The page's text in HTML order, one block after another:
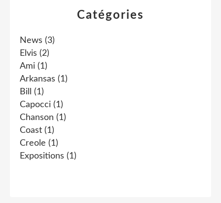
Catégories
News (3)
Elvis (2)
Ami (1)
Arkansas (1)
Bill
(1)
Capocci (1)
Chanson (1)
Coast (1)
Creole (1)
Expositions (1)